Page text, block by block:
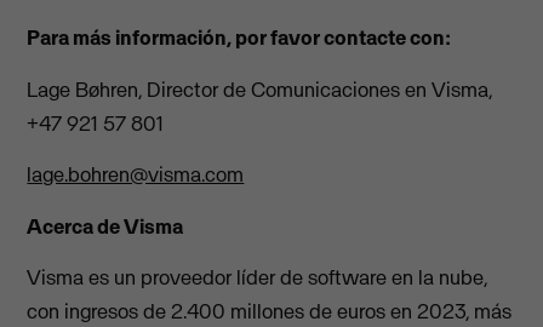
Para más información, por favor contacte con:
Lage Bøhren, Director de Comunicaciones en Visma,
+47 921 57 801
lage.bohren@visma.com
Acerca de Visma
Visma es un proveedor líder de software en la nube,
con ingresos de 2.400 millones de euros en 2023, más